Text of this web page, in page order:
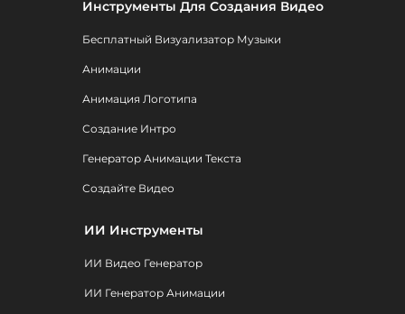
Инструменты Для Создания Видео
Бесплатный Визуализатор Музыки
Анимации
Анимация Логотипа
Создание Интро
Генератор Анимации Текста
Создайте Видео
ИИ Инструменты
ИИ Видео Генератор
ИИ Генератор Анимации